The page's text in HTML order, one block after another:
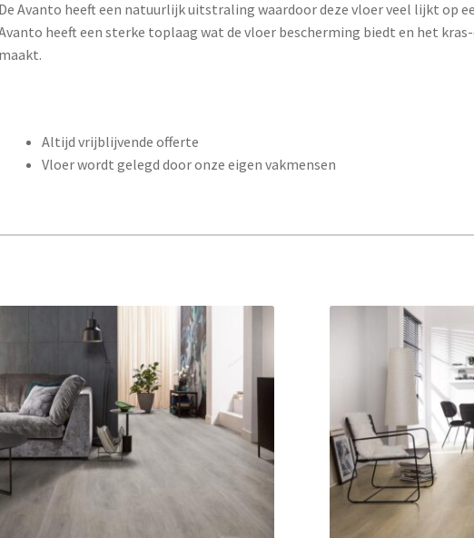
De Avanto heeft een natuurlijk uitstraling waardoor deze vloer veel lijkt op
heeft een sterke toplaag wat de vloer bescherming biedt en het
maakt.
Altijd vrijblijvende offerte
Vloer wordt gelegd door onze eigen vakmensen